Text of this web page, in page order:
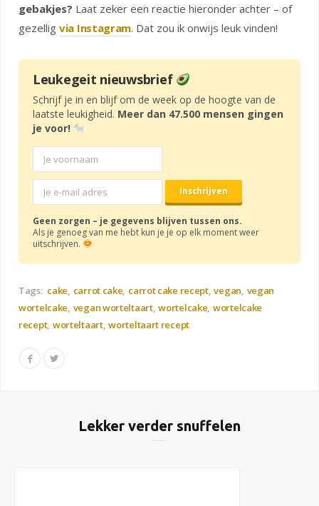
gebakjes? Laat zeker een reactie hieronder achter – of
gezellig via Instagram. Dat zou ik onwijs leuk vinden!
Leukegeit nieuwsbrief
Schrijf je in en blijf om de week op de hoogte van de
laatste leukigheid. Meer dan 47.500 mensen gingen
je voor!
Geen zorgen – je gegevens blijven tussen ons.
Als je genoeg van me hebt kun je je op elk moment weer
uitschrijven.
Tags: cake carrot cake carrot cake recept vegan vegan
wortelcake vegan worteltaart wortelcake wortelcake
recept worteltaart worteltaart recept
Lekker verder snuffelen